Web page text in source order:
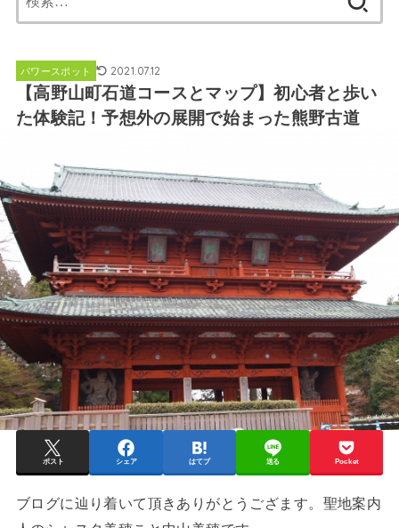
索:
パワースポット 2021.07.12
【高野山町石道コースとマップ】初心者と歩い
た体験記！予想外の展開で始まった熊野古道
ポスト シェア はてブ 送る Pocket
ブログに辿り着いて頂きありがとうござます。聖地案内